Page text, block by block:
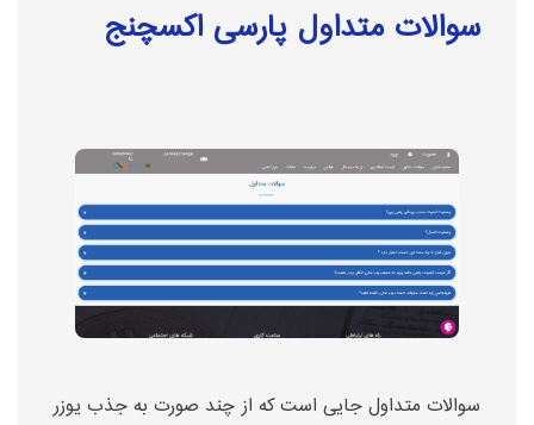
سوالات متداول پارسی اکسچنج
سوالات متداول جایی است که از چند صورت به جذب یوزر